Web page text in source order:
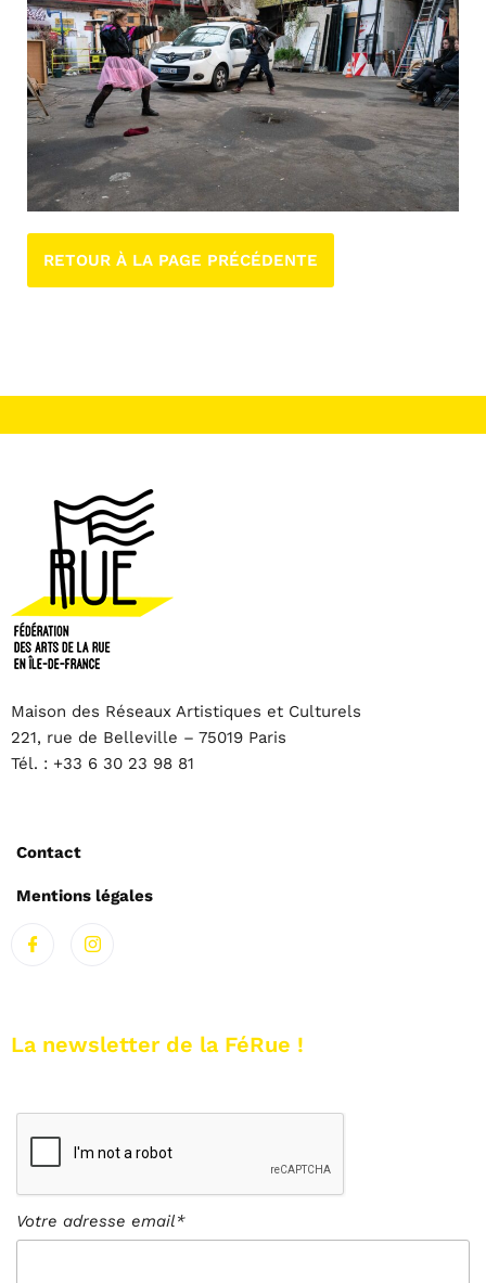
RETOUR À LA PAGE PRÉCÉDENTE
Maison des Réseaux Artistiques et Culturels
221, rue de Belleville – 75019 Paris
Tél. : +33 6 30 23 98 81
Contact
Mentions légales
La newsletter de la FéRue !
Votre adresse email*